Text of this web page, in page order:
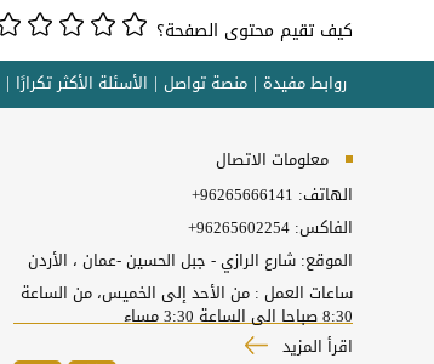
كيف تقيم محتوى الصفحة؟
روابط مفيدة منصة تواصل الأسئلة الأكثر تكرارًا
معلومات الاتصال
الهاتف: +96265666141
الفاكس: +96265602254
الموقع: شارع الرازي - جبل الحسين -عمان ، الأردن
ساعات العمل : من الأحد إلى الخميس، من الساعة
8:30 صباحا الى الساعة 3:30 مساء
اقرأ المزيد